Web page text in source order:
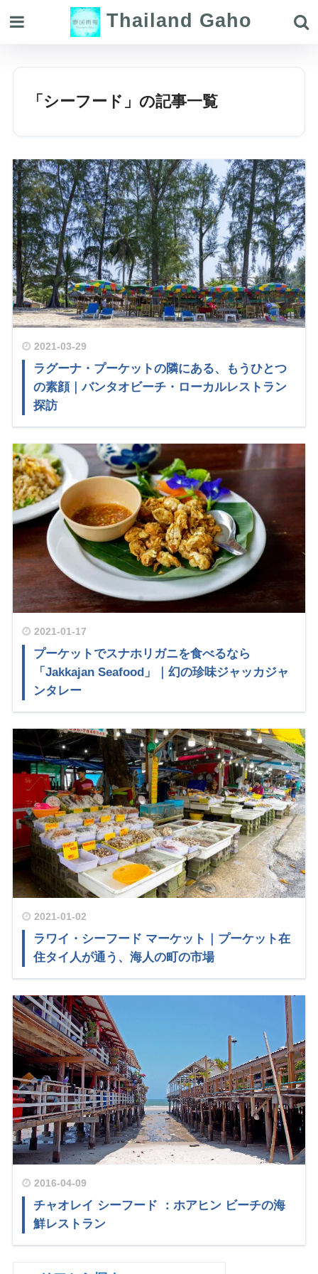
Thailand Gaho
「シーフード」の記事一覧
2021-03-29
ラグーナ・プーケットの隣にある、もうひとつ
の素顔｜バンタオビーチ・ローカルレストラン
探訪
2021-01-17
プーケットでスナホリガニを食べるなら
「Jakkajan Seafood」｜幻の珍味ジャッカジャ
ンタレー
2021-01-02
ラワイ・シーフード マーケット｜プーケット在
住タイ人が通う、海人の町の市場
2016-04-09
チャオレイ シーフード ：ホアヒン ビーチの海
鮮レストラン